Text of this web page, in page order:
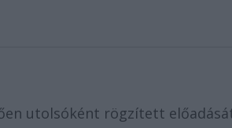
utolsóként rögzített